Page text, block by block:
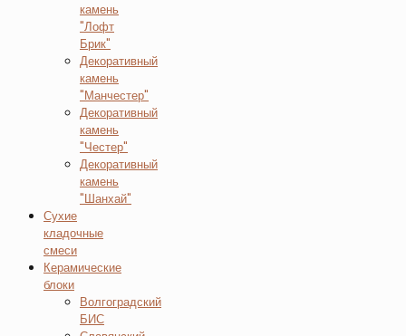
камень
"Лофт
Брик"
Декоративный
камень
"Манчестер"
Декоративный
камень
"Честер"
Декоративный
камень
"Шанхай"
Сухие
кладочные
смеси
Керамические
блоки
Волгоградский
БИС